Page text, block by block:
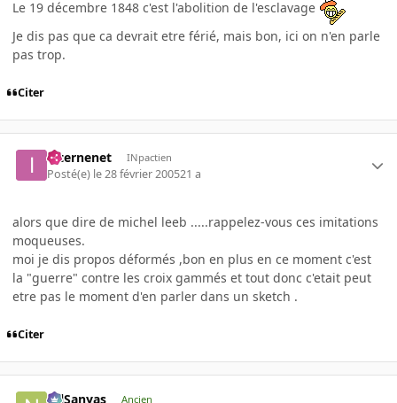
Le 19 décembre 1848 c'est l'abolition de l'esclavage
Je dis pas que ca devrait etre férié, mais bon, ici on n'en parle
pas trop.
Citer
internenet INpactien
Posté(e) le 28 février 200521 a
alors que dire de michel leeb .....rappelez-vous ces imitations
moqueuses.
moi je dis propos déformés ,bon en plus en ce moment c'est
la "guerre" contre les croix gammés et tout donc c'etait peut
etre pas le moment d'en parler dans un sketch .
Citer
NilSanyas Ancien